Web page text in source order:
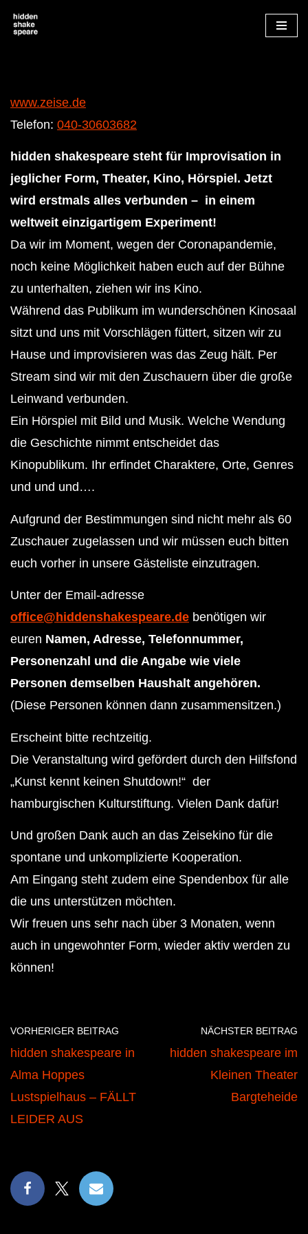
Zum
www.zeise.de
Telefon: 040-30603682
hidden shakespeare steht für Improvisation in
jeglicher Form, Theater, Kino, Hörspiel. Jetzt
wird erstmals alles verbunden – in einem
weltweit einzigartigem Experiment!
Da wir im Moment, wegen der Coronapandemie,
noch keine Möglichkeit haben euch auf der Bühne
zu unterhalten, ziehen wir ins Kino.
Während das Publikum im wunderschönen Kinosaal
sitzt und uns mit Vorschlägen füttert, sitzen wir zu
Hause und improvisieren was das Zeug hält. Per
Stream sind wir mit den Zuschauern über die große
Leinwand verbunden.
Ein Hörspiel mit Bild und Musik. Welche Wendung
die Geschichte nimmt entscheidet das
Kinopublikum. Ihr erfindet Charaktere, Orte, Genres
und und und….
Aufgrund der Bestimmungen sind nicht mehr als 60
Zuschauer zugelassen und wir müssen euch bitten
euch vorher in unsere Gästeliste einzutragen.
Unter der Email-adresse
office@hiddenshakespeare.de benötigen wir
euren Namen, Adresse, Telefonnummer,
Personenzahl und die Angabe wie viele
Personen demselben Haushalt angehören.
(Diese Personen können dann zusammensitzen.)
Erscheint bitte rechtzeitig.
Die Veranstaltung wird gefördert durch den Hilfsfond
„Kunst kennt keinen Shutdown!“ der
hamburgischen Kulturstiftung. Vielen Dank dafür!
Und großen Dank auch an das Zeisekino für die
spontane und unkomplizierte Kooperation.
Am Eingang steht zudem eine Spendenbox für alle
die uns unterstützen möchten.
Wir freuen uns sehr nach über 3 Monaten, wenn
auch in ungewohnter Form, wieder aktiv werden zu
können!
VORHERIGER BEITRAG
hidden shakespeare in
Alma Hoppes
Lustspielhaus – FÄLLT
LEIDER AUS
NÄCHSTER BEITRAG
hidden shakespeare im
Kleinen Theater
Bargteheide